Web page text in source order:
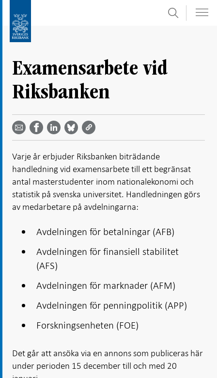
direkt
undersidor
Sök
Examensarbete vid
Riksbanken
Dela
email -
Öppnas
i ny flik
Dela på
Facebook
- Öppnas
Dela på
LinkedIn
-
Öppnas
i ny flik
på
Bluesky
-
i ny flik
på
Twitter
-
i ny flik
Varje år erbjuder Riksbanken biträdande
handledning vid examensarbete till ett begränsat
antal masterstudenter inom nationalekonomi och
statistik på svenska universitet. Handledningen görs
av medarbetare på avdelningarna:
Avdelningen för betalningar (AFB)
Avdelningen för finansiell stabilitet
(AFS)
Avdelningen för marknader (AFM)
Avdelningen för penningpolitik (APP)
Forskningsenheten (FOE)
Det går att ansöka via en annons som publiceras här
under perioden 15 december till och med 20